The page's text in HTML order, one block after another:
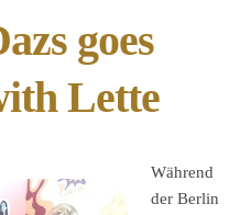
goes
Lette
Während
der Berlin